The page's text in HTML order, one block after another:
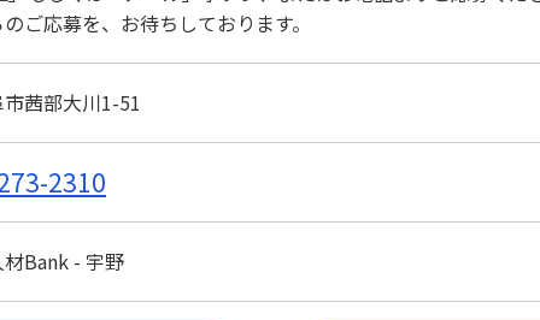
ご応募を、お待ちしております。
茜部大川1-51
2310
Bank - 宇野